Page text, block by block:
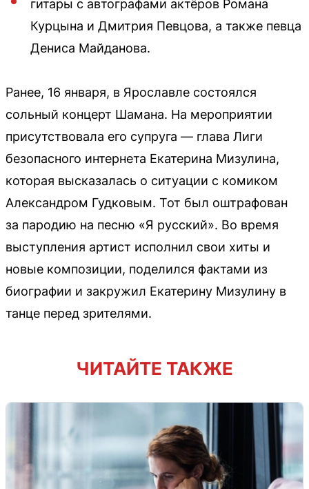
гитары с автографами актёров Романа
Курцына и Дмитрия Певцова, а также певца
Дениса Майданова.
Ранее, 16 января, в Ярославле состоялся
сольный концерт Шамана. На мероприятии
присутствовала его супруга — глава Лиги
безопасного интернета Екатерина Мизулина,
которая высказалась о ситуации с комиком
Александром Гудковым. Тот был оштрафован
за пародию на песню «Я русский». Во время
выступления артист исполнил свои хиты и
новые композиции, поделился фактами из
биографии и закружил Екатерину Мизулину в
танце перед зрителями.
ЧИТАЙТЕ ТАКЖЕ